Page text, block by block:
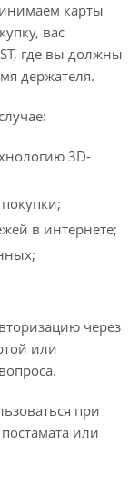
карты
вас
где вы должны
держателя.
3D-
в интернете;
через
или
при
или